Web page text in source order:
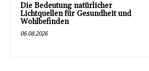
Die Bedeutung natürlicher
Lichtquellen für Gesundheit und
Wohlbefinden
06.08.2026